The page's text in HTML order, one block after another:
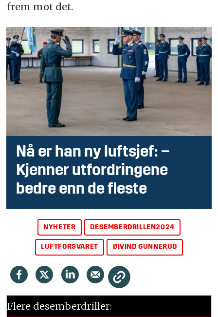
frem mot det.
Nå er han ny luftsjef: –
Kjenner utfordringene
bedre enn de fleste
NYHETER DESEMBERDRILLEN2024
LUFTFORSVARET ØIVIND GUNNERUD
Flere desemberdriller: